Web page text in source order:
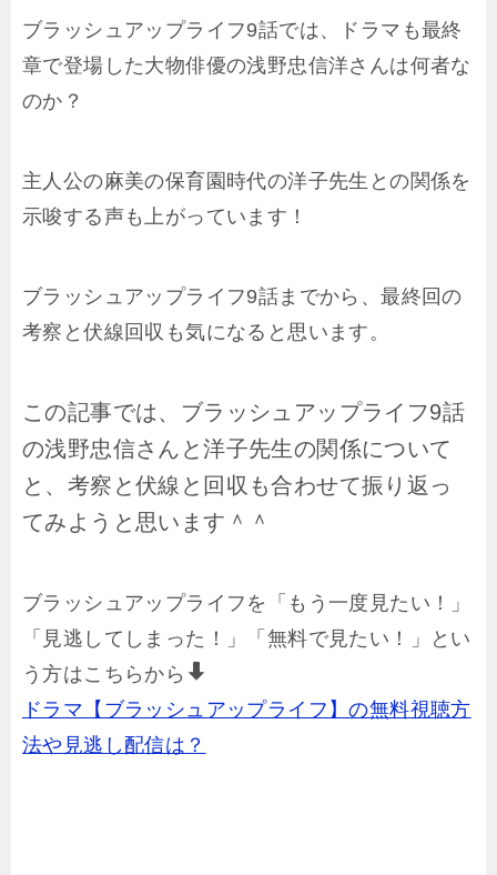
ブラッシュアップライフ9話では、ドラマも最終
章で登場した大物俳優の浅野忠信洋さんは何者な
のか？
主人公の麻美の保育園時代の洋子先生との関係を
示唆する声も上がっています！
ブラッシュアップライフ9話までから、最終回の
考察と伏線回収も気になると思います。
この記事では、ブラッシュアップライフ9話
の浅野忠信さんと洋子先生の関係について
と、 考察と伏線と回収も合わせて振り返っ
てみようと思います＾＾
ブラッシュアップライフを「もう一度見たい！」
「見逃してしまった！」「無料で見たい！」とい
う方はこちらから
ドラマ【ブラッシュアップライフ】の無料視聴方
法や見逃し配信は？